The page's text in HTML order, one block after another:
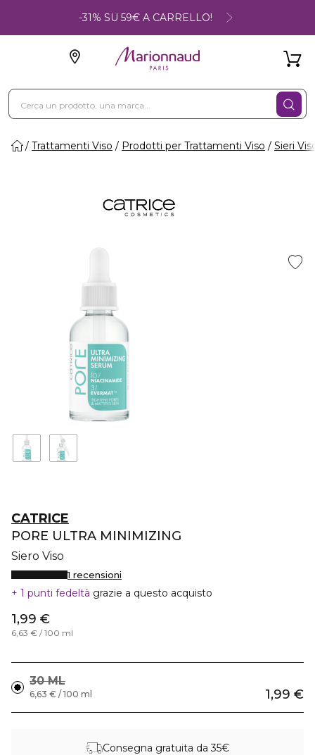
-31% SU 59€ A CARRELLO!
Trattamenti Viso Prodotti per Trattamenti Viso Sieri
CATRICE
PORE ULTRA MINIMIZING
Siero Viso
1 recensioni
1 punti fedeltà grazie a questo acquisto
1,99 €
6,63 € / 100 ml
30 ML
1,99 €
6,63 € / 100 ml
Consegna gratuita da 35€